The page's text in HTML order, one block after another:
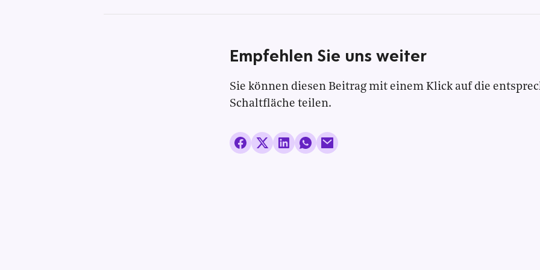
Empfehlen Sie uns weiter
Sie können diesen Beitrag mit einem Klick auf die
Schaltfläche teilen.